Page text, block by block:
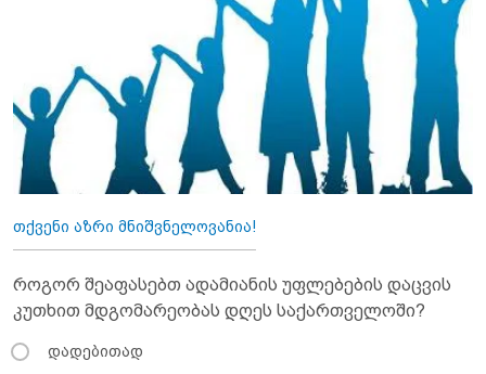
თქვენი აზრი მნიშვნელოვანია!
როგორ შეაფასებთ ადამიანის უფლებების დაცვის
კუთხით მდგომარეობას დღეს საქართველოში?
დადებითად